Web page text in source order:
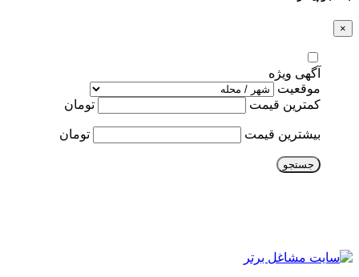
×
آگهی ویژه
موقعیت
کمترین قیمت
تومان
بیشترین قیمت تومان
جستجو